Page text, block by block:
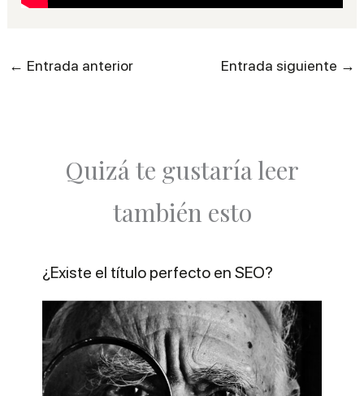
← Entrada anterior Entrada siguiente →
Quizá te gustaría leer
también esto
¿Existe el título perfecto en SEO?